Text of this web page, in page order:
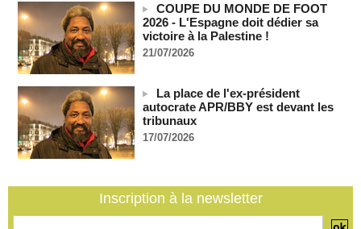
Polémique à l’Assemblée nationale : Yaël Braun-Pivet se dit
"dépassée" par les critiques concernant le nouveau pavillon
07/08/2026 -
Depuis le « cessez-le-feu » à Gaza, les forces israéliennes
07/08/2026 -
Guinée-Bissau - Première visite de la médiation sénégalaise
après le sommet de la Cedeao
07/08/2026 -
mois après son départ du pouvoir
COUPE DU MONDE DE FOOT
2026 - L'Espagne doit dédier sa
victoire à la Palestine !
21/07/2026
La place de l'ex-président
autocrate APR/BBY est devant les
tribunaux
17/07/2026
Inscription à la newsletter